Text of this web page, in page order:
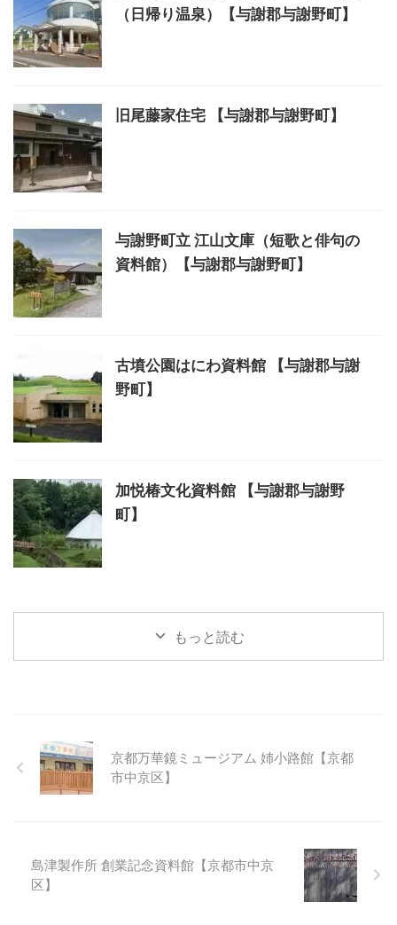
（日帰り温泉）【与謝郡与謝野町】
旧尾藤家住宅 【与謝郡与謝野町】
与謝野町立 江山文庫（短歌と俳句の
資料館）【与謝郡与謝野町】
古墳公園はにわ資料館 【与謝郡与謝
野町】
加悦椿文化資料館 【与謝郡与謝野
町】
もっと読む
京都万華鏡ミュージアム 姉小路館【京都
市中京区】
島津製作所 創業記念資料館【京都市中京
区】